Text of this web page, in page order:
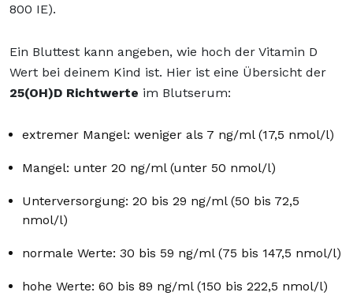
800 IE).
Ein Bluttest kann angeben, wie hoch der Vitamin D
Wert bei deinem Kind ist. Hier ist eine Übersicht der
25(OH)D Richtwerte im Blutserum:
extremer Mangel: weniger als 7 ng/ml (17,5 nmol/l)
Mangel: unter 20 ng/ml (unter 50 nmol/l)
Unterversorgung: 20 bis 29 ng/ml (50 bis 72,5
nmol/l)
normale Werte: 30 bis 59 ng/ml (75 bis 147,5 nmol/l)
hohe Werte: 60 bis 89 ng/ml (150 bis 222,5 nmol/l)